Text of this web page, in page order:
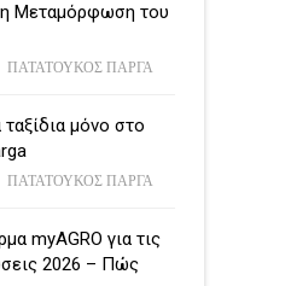
Μεταμόρφωση του
ΠΑΤΑΤΟΥΚΟΣ ΠΑΡΓΑ
μόνο στο
ΠΑΤΑΤΟΥΚΟΣ ΠΑΡΓΑ
myAGRO για τις
2026 – Πώς